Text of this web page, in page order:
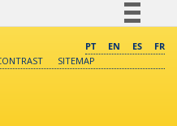
Comunica BR
PT EN ES
FR
SITEMAP